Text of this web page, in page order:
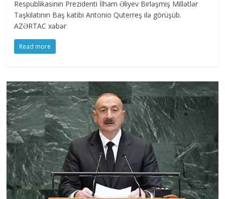
Respublikasının Prezidenti İlham Əliyev Birləşmiş Millətlər
Təşkilatının Baş katibi Antonio Quterreş ilə görüşüb.
AZƏRTAC xəbər
Read more